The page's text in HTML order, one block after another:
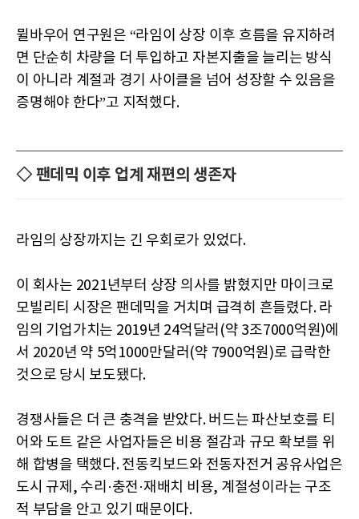
뮐바우어 연구원은 “라임이 상장 이후 흐름을 유지하려
면 단순히 차량을 더 투입하고 자본지출을 늘리는 방식
이 아니라 계절과 경기 사이클을 넘어 성장할 수 있음을
증명해야 한다”고 지적했다.
◇ 팬데믹 이후 업계 재편의 생존자
라임의 상장까지는 긴 우회로가 있었다.
이 회사는 2021년부터 상장 의사를 밝혔지만 마이크로
모빌리티 시장은 팬데믹을 거치며 급격히 흔들렸다. 라
임의 기업가치는 2019년 24억달러(약 3조7000억원)에
서 2020년 약 5억1000만달러(약 7900억원)로 급락한
것으로 당시 보도됐다.
경쟁사들은 더 큰 충격을 받았다. 버드는 파산보호를 티
어와 도트 같은 사업자들은 비용 절감과 규모 확보를 위
해 합병을 택했다. 전동킥보드와 전동자전거 공유사업은
도시 규제, 수리·충전·재배치 비용, 계절성이라는 구조
적 부담을 안고 있기 때문이다.